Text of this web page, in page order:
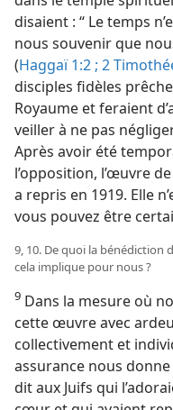
disaient : “ Le temps
nous souvenir que
(Haggaï 1:2 ; 2
disciples fidèles
Royaume et feraient
veiller à ne pas
Après avoir été
l’opposition, l’œuvre
a repris en 1919. Elle
vous pouvez être
9, 10. De quoi la bénédiction
cela implique pour nous ?
9 Dans la mesure où
cette œuvre avec
collectivement et
assurance nous
dit aux Juifs qui